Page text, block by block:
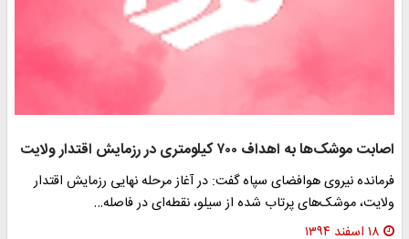
اصابت موشک‌ها به اهداف ۷۰۰ کیلومتری در رزمایش اقتدار ولایت
فرمانده نیروی هوافضای سپاه گفت: در آغاز مرحله نهایی رزمایش اقتدار
ولایت، موشک‌های پرتاب شده از سیلو، نقطه‌ای در فاصله…
۱۸ اسفند ۱۳۹۴